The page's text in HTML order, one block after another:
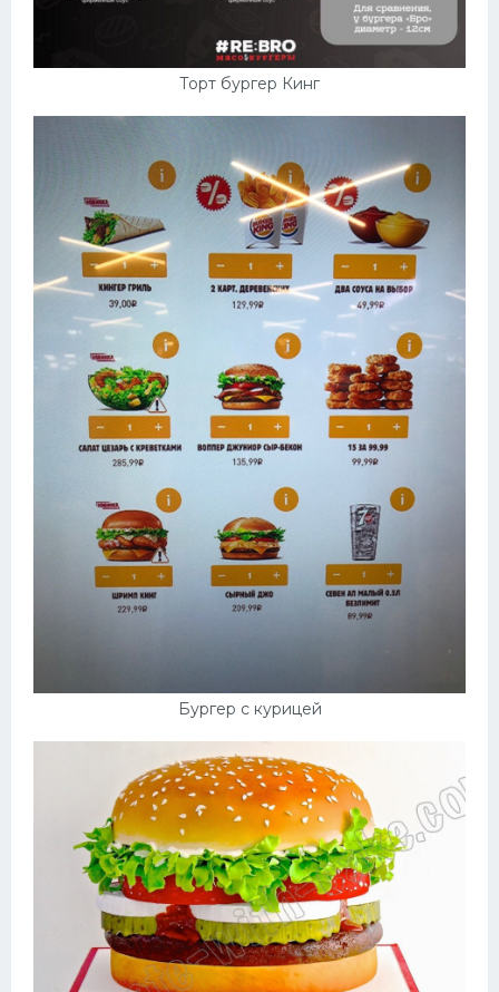
Торт бургер Кинг
Бургер с курицей